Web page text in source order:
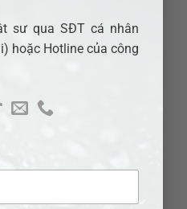
sư qua SĐT cá nhân
hoặc Hotline của công